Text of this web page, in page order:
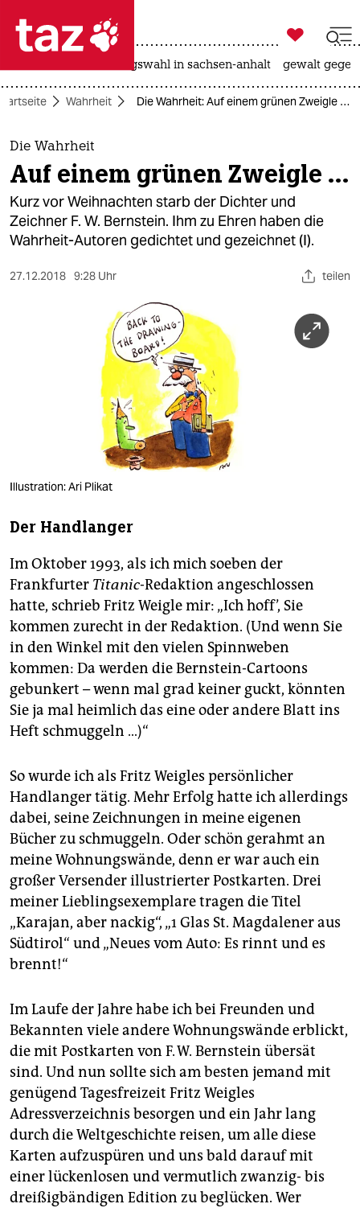
 taz zahl ich
taz zahl ich
themen
politik
öko
veranstaltungen
shop
fragen & hilfe
unterstützen
abo
genossenschaft
epaper login

taz zahl ich
landtagswahl in sachsen-anhalt gewalt
Wahrheit Die Wahrheit: Auf einem grünen Zweigle …
Die Wahrheit
Auf einem grünen Zweigle …
Kurz vor Weihnachten starb der Dichter und
Zeichner F. W. Bernstein. Ihm zu Ehren haben die
Wahrheit-Autoren gedichtet und gezeichnet (I).
27.12.2018 9:28 Uhr teilen
Illustration: Ari Plikat
Der Handlanger
Im Oktober 1993, als ich mich soeben der
Frankfurter Titanic-Redaktion angeschlossen
hatte, schrieb Fritz Weigle mir: „Ich hoff’, Sie
kommen zurecht in der Redaktion. (Und wenn Sie
in den Winkel mit den vielen Spinnweben
kommen: Da werden die Bernstein-Cartoons
gebunkert – wenn mal grad keiner guckt, könnten
Sie ja mal heimlich das eine oder andere Blatt ins
Heft schmuggeln …)“
So wurde ich als Fritz Weigles persönlicher
Handlanger tätig. Mehr Erfolg hatte ich allerdings
dabei, seine Zeichnungen in meine eigenen
Bücher zu schmuggeln. Oder schön gerahmt an
meine Wohnungswände, denn er war auch ein
großer Versender illustrierter Postkarten. Drei
meiner Lieblingsexemplare tragen die Titel
„Karajan, aber nackig“, „1 Glas St. Magdalener aus
Südtirol“ und „Neues vom Auto: Es rinnt und es
brennt!“
Im Laufe der Jahre habe ich bei Freunden und
Bekannten viele andere Wohnungswände erblickt,
die mit Postkarten von F. W. Bernstein übersät
sind. Und nun sollte sich am besten jemand mit
genügend Tagesfreizeit Fritz Weigles
Adressverzeichnis besorgen und ein Jahr lang
durch die Weltgeschichte reisen, um alle diese
Karten aufzuspüren und uns bald darauf mit
einer lückenlosen und vermutlich zwanzig- bis
dreißigbändigen Edition zu beglücken. Wer